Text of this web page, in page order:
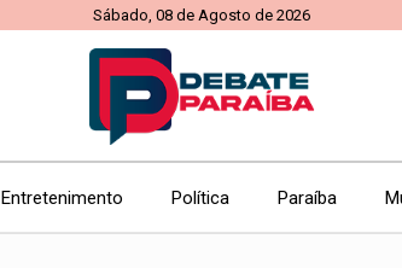
Sábado, 08 de Agosto de 2026
Entretenimento Política Paraíba